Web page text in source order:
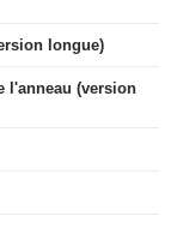
longue)
l'anneau (version